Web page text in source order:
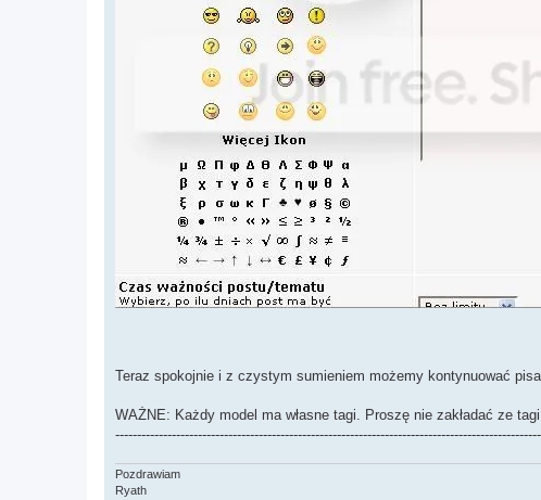
Teraz spokojnie i z czystym sumieniem możemy kontynuować
WAŻNE: Każdy model ma własne tagi. Proszę nie zakładać ze
Pozdrawiam
Ryath